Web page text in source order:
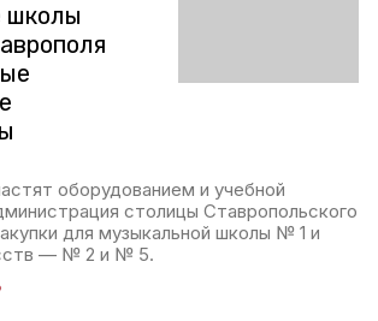
школы
оборудованием и учебной
столицы Ставропольского
для музыкальной школы № 1 и
— № 2 и № 5.